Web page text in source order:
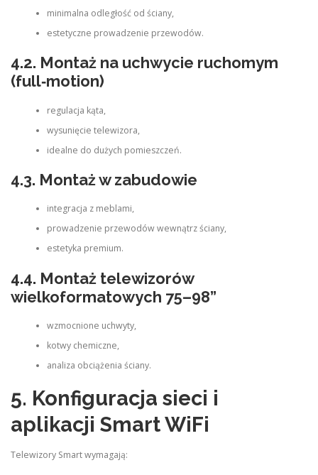
minimalna odległość od ściany,
estetyczne prowadzenie przewodów.
4.2. Montaż na uchwycie ruchomym
(full‑motion)
regulacja kąta,
wysunięcie telewizora,
idealne do dużych pomieszczeń.
4.3. Montaż w zabudowie
integracja z meblami,
prowadzenie przewodów wewnątrz ściany,
estetyka premium.
4.4. Montaż telewizorów
wielkoformatowych 75–98”
wzmocnione uchwyty,
kotwy chemiczne,
analiza obciążenia ściany.
5. Konfiguracja sieci i
aplikacji Smart WiFi
Telewizory Smart wymagają: